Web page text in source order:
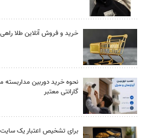
خرید و فروش آنلاین طلا
نحوه خرید دوربین مداربسته
گارانتی معتبر
برای تشخیص اعتبار یک سایت